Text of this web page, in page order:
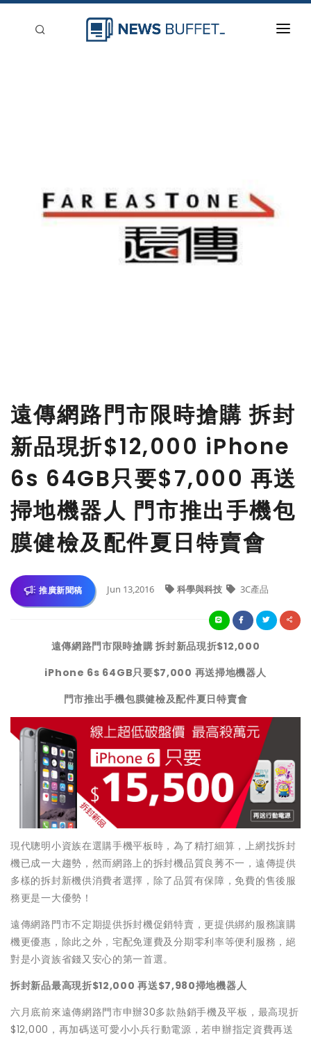
遠傳網路門市限時搶購 拆封
新品現折$12,000 iPhone
6s 64GB只要$7,000 再送
掃地機器人 門市推出手機包
膜健檢及配件夏日特賣會
推廣新聞稿 Jun 13,2016 科學與科技 3C產品
遠傳網路門市限時搶購拆封新品現折$12,000
iPhone 6s 64GB只要$7,000 再送掃地機器人
門市推出手機包膜健檢及配件夏日特賣會
現代聰明小資族在選購手機平板時，為了精打細算，上網找拆封
機已成一大趨勢，然而網路上的拆封機品質良莠不一，遠傳提供
多樣的拆封新機供消費者選擇，除了品質有保障，免費的售後服
務更是一大優勢！
遠傳網路門市不定期提供拆封機促銷特賣，更提供綁約服務讓購
機更優惠，除此之外，宅配免運費及分期零利率等便利服務，絕
對是小資族省錢又安心的第一首選。
拆封新品最高現折$12,000 再送$7,980掃地機器人
六月底前來遠傳網路門市申辦30多款熱銷手機及平板，最高現折
$12,000，再加碼送可愛小小兵行動電源，若申辦指定資費再送